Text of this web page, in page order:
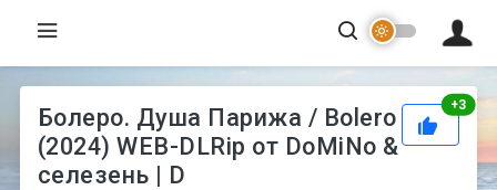
+3
Болеро. Душа Парижа / Bolero
(2024) WEB-DLRip от DoMiNo &
селезень | D